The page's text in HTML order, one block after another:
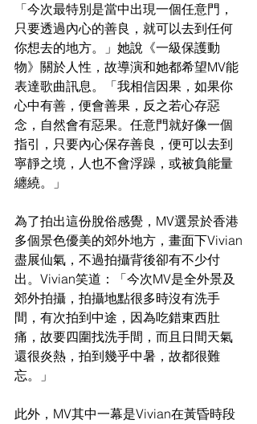
「今次最特別是當中出現一個任意門，
只要透過內心的善良，就可以去到任何
你想去的地方。」她說《一級保護動
物》關於人性，故導演和她都希望MV能
表達歌曲訊息。「我相信因果，如果你
心中有善，便會善果，反之若心存惡
念，自然會有惡果。任意門就好像一個
指引，只要內心保存善良，便可以去到
寧靜之境，人也不會浮躁，或被負能量
纏繞。」
為了拍出這份脫俗感覺，MV選景於香港
多個景色優美的郊外地方，畫面下Vivian
盡展仙氣，不過拍攝背後卻有不少付
出。Vivian笑道：「今次MV是全外景及
郊外拍攝，拍攝地點很多時沒有洗手
間，有次拍到中途，因為吃錯東西肚
痛，故要四圍找洗手間，而且日間天氣
還很炎熱，拍到幾乎中暑，故都很難
忘。」
此外，MV其中一幕是Vivian在黃昏時段